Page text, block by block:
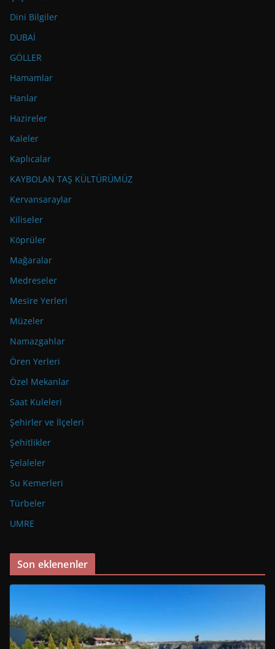
Dini Bilgiler
DUBAİ
GÖLLER
Hamamlar
Hanlar
Hazireler
Kaleler
Kaplıcalar
KAYBOLAN TAŞ KÜLTÜRÜMÜZ
Kervansaraylar
Kiliseler
Köprüler
Mağaralar
Medreseler
Mesire Yerleri
Müzeler
Namazgahlar
Ören Yerleri
Özel Mekanlar
Saat Kuleleri
Şehirler ve İlçeleri
Şehitlikler
Şelaleler
Su Kemerleri
Türbeler
UMRE
Son eklenenler